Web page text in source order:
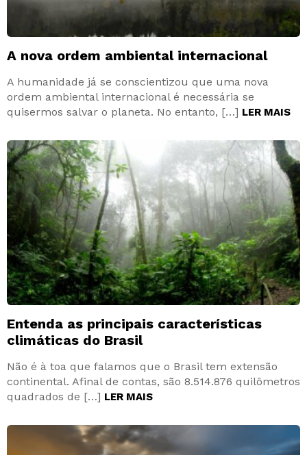
A nova ordem ambiental internacional
A humanidade já se conscientizou que uma nova
ordem ambiental internacional é necessária se
quisermos salvar o planeta. No entanto, […] LER MAIS
Entenda as principais características
climáticas do Brasil
Não é à toa que falamos que o Brasil tem extensão
continental. Afinal de contas, são 8.514.876 quilômetros
quadrados de […] LER MAIS